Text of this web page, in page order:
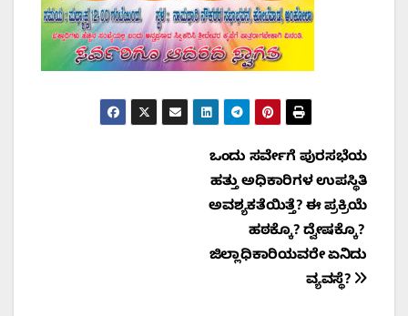
ಒಂದು ಸರ್ವೇಗೆ ಪುರಸಭೆಯ
ಹತ್ತು ಅಧಿಕಾರಿಗಳ ಉಪಸ್ಥಿತಿ
ಅವಶ್ಯಕತೆಯಿತ್ತೆ? ಈ ಪ್ರಕ್ರಿಯೆ
ಹಠಕ್ಕೊ? ದ್ವೇಷಕ್ಕೊ?
ಜಿಲ್ಲಾಧಿಕಾರಿಯವರೇ ಏನಿದು
ವ್ಯವಸ್ಥೆ?